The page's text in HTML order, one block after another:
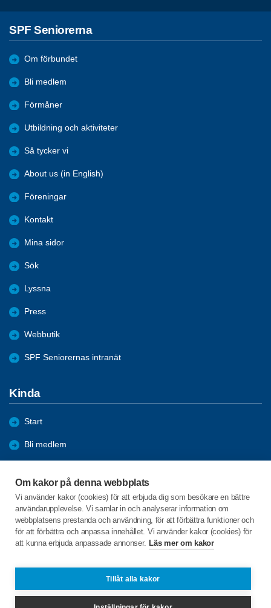
Om kakor på denna webbplats
Vi använder kakor (cookies) för att erbjuda dig som besökare en bättre
användarupplevelse. Vi samlar in och analyserar information om
webbplatsens prestanda och användning, för att förbättra funktioner och
för att förbättra och anpassa innehållet. Vi använder kakor (cookies) för
att kunna erbjuda anpassade annonser. Läs mer om kakor
Tillåt alla kakor
SPF Seniorerna
Om förbundet
Bli medlem
Förmåner
Utbildning och aktiviteter
Så tycker vi
About us (in English)
Föreningar
Kontakt
Mina sidor
Sök
Lyssna
Press
Webbutik
SPF Seniorernas intranät
Kinda
Start
Bli medlem
Aktiviteter
Bildgalleri
C/o:Rune Larsson